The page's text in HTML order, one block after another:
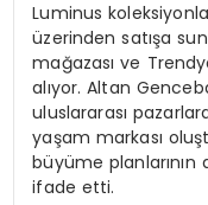
Luminus
üzerinden satışa
mağazası ve
alıyor. Altan
uluslararası
yaşam markası
büyüme planlarının
ifade etti.